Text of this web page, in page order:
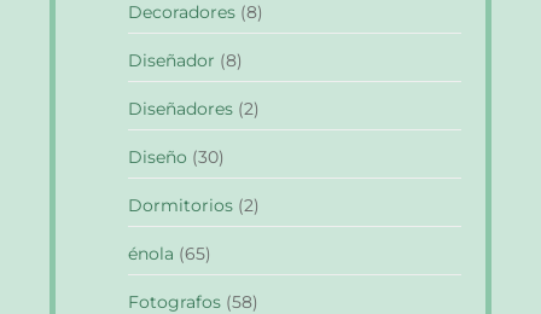
Decoradores (8)
Diseñador (8)
Diseñadores (2)
Diseño (30)
Dormitorios (2)
énola (65)
Fotografos (58)